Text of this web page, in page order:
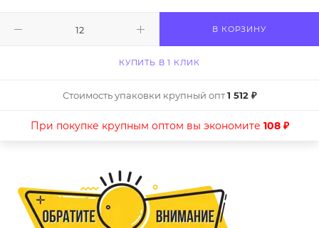
В КОРЗИНУ
КУПИТЬ В 1 КЛИК
Стоимость упаковки крупный опт1 512 ₽
При покупке крупным оптом вы экономите 108 ₽